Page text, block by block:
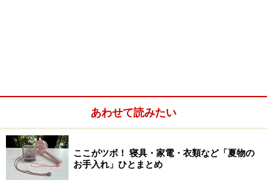
※記事内容は執筆時点のものです。最新の内容をご確認くださ
い。
あわせて読みたい
ここがツボ！ 寝具・家電・衣類など「夏物の
お手入れ」ひとまとめ